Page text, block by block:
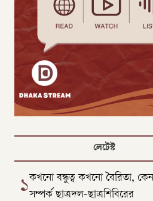
লেটেস্ট
১কখনো বন্ধুত্ব কখনো বৈরিতা,
সম্পর্ক ছাত্রদল-ছাত্রশিবিরের